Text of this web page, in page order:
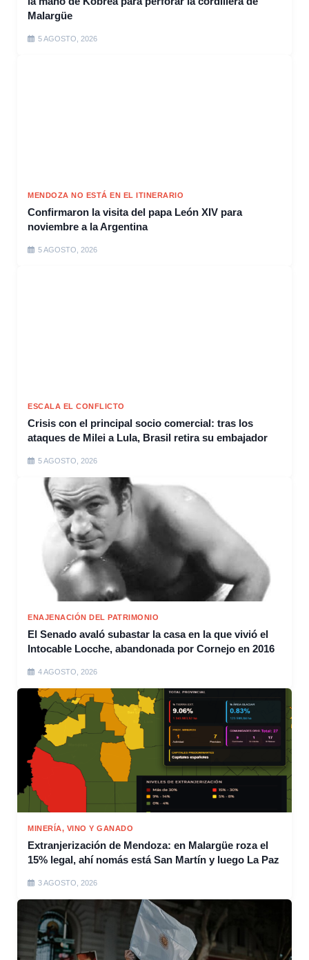
Malargüe
5 AGOSTO, 2026
MENDOZA NO ESTÁ EN EL ITINERARIO
Confirmaron la visita del papa León XIV para
noviembre a la Argentina
5 AGOSTO, 2026
ESCALA EL CONFLICTO
Crisis con el principal socio comercial: tras los
ataques de Milei a Lula, Brasil retira su embajador
5 AGOSTO, 2026
ENAJENACIÓN DEL PATRIMONIO
El Senado avaló subastar la casa en la que vivió el
Intocable Locche, abandonada por Cornejo en 2016
4 AGOSTO, 2026
MINERÍA, VINO Y GANADO
Extranjerización de Mendoza: en Malargüe roza el
15% legal, ahí nomás está San Martín y luego La Paz
3 AGOSTO, 2026